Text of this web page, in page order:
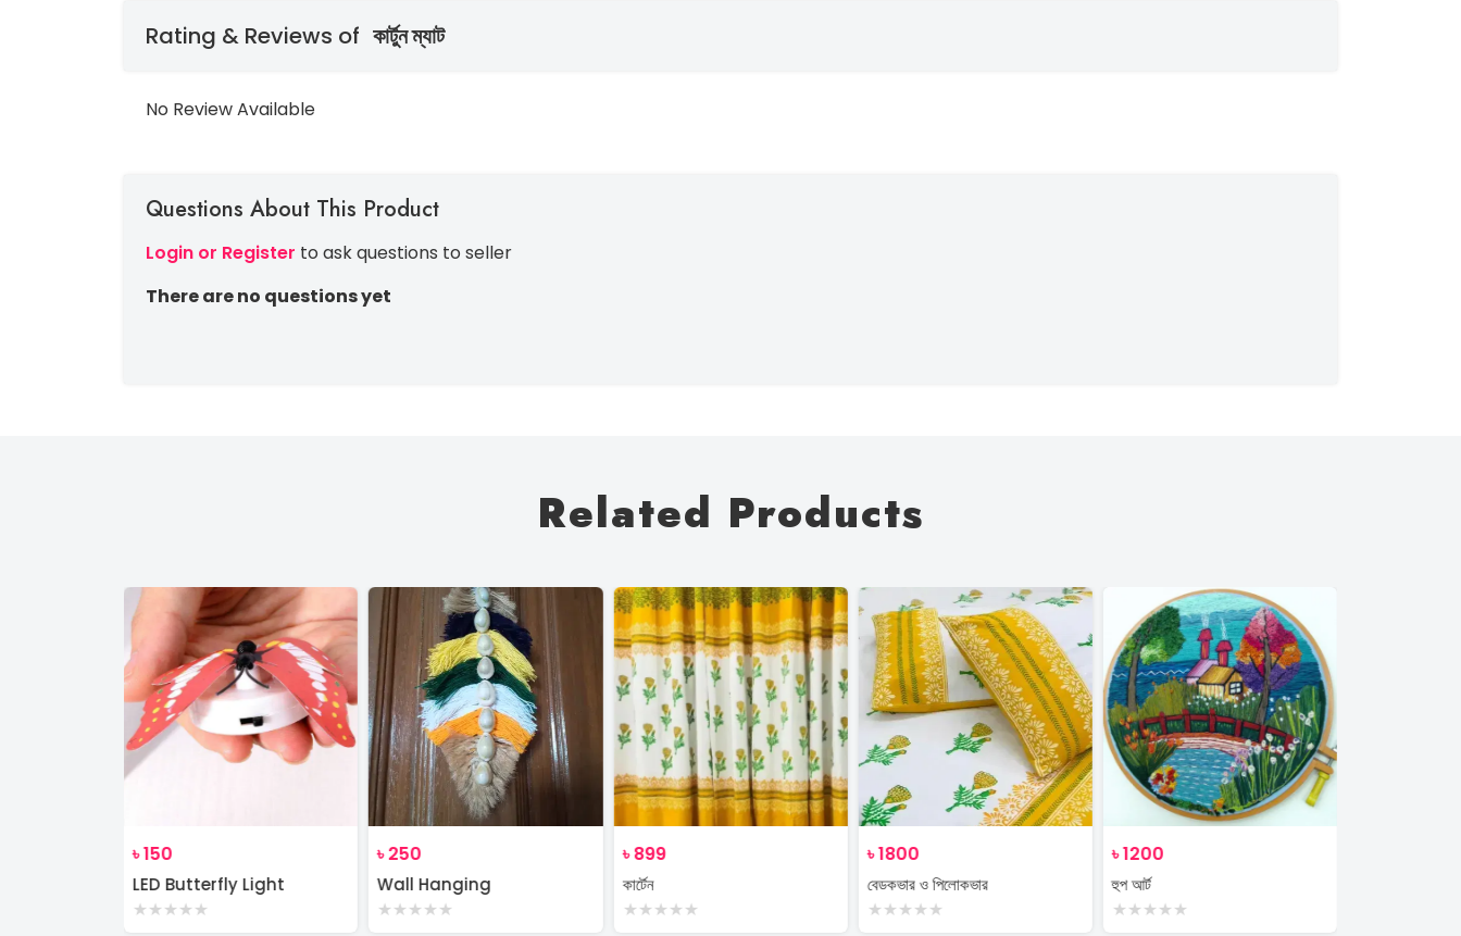
Rating & Reviews of কার্টুন ম্যাট
No Review Available
Questions About This Product
Login or Register to ask questions to seller
There are no questions yet
Related Products
৳150
LED Butterfly Light
★★★★★
৳250
Wall Hanging
★★★★★
৳899
কার্টেন
★★★★★
৳1800
বেডকভার ও পিলোকভার
★★★★★
৳1200
হুপ আর্ট
★★★★★